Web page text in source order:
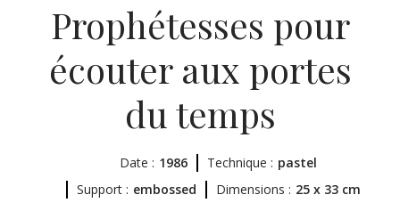
Prophétesses pour
écouter aux portes
du temps
Date : 1986 Technique : pastel
Support : embossed Dimensions : 25 x 33 cm